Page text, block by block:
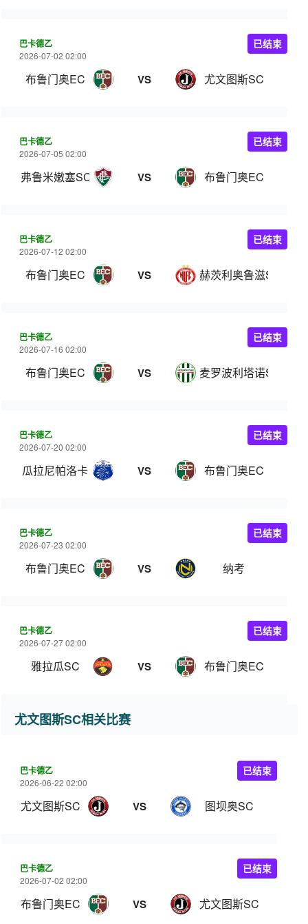
巴卡德乙
2026-07-02 02:00
布鲁门奥EC VS 尤文图斯SC
已结束
巴卡德乙
2026-07-05 02:00
弗鲁米嫩塞SC VS 布鲁门奥EC
已结束
巴卡德乙
2026-07-12 02:00
布鲁门奥EC VS 赫茨利奥鲁滋SC
已结束
巴卡德乙
2026-07-16 02:00
布鲁门奥EC VS 麦罗波利塔诺SC
已结束
巴卡德乙
2026-07-20 02:00
瓜拉尼帕洛卡 VS 布鲁门奥EC
已结束
巴卡德乙
2026-07-23 02:00
布鲁门奥EC VS 纳考
已结束
巴卡德乙
2026-07-27 02:00
雅拉瓜SC VS 布鲁门奥EC
已结束
尤文图斯SC相关比赛
巴卡德乙
2026-06-22 02:00
尤文图斯SC VS 图坝奥SC
已结束
巴卡德乙
2026-07-02 02:00
布鲁门奥EC VS 尤文图斯SC
已结束